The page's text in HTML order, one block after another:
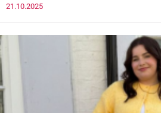
21.10.2025